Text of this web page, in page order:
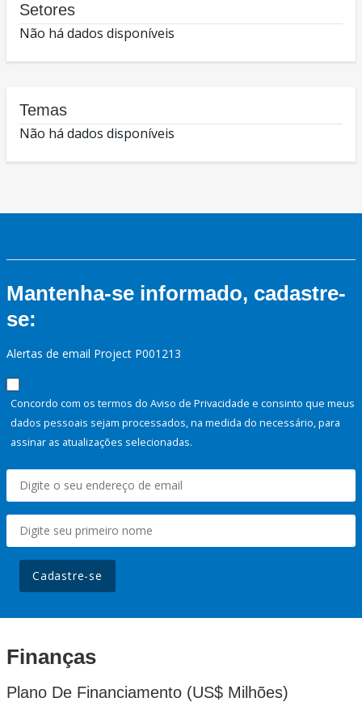
Setores
Não há dados disponíveis
Temas
Não há dados disponíveis
Mantenha-se informado, cadastre-
se:
Alertas de email Project P001213
Concordo com os termos do Aviso de Privacidade e consinto que meus
dados pessoais sejam processados, na medida do necessário, para
assinar as atualizações selecionadas.
Cadastre-se
Finanças
Plano De Financiamento (US$ Milhões)